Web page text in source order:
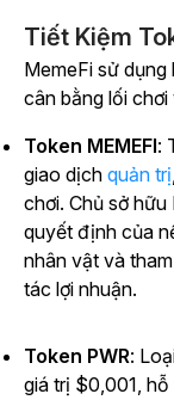
Tiết Kiệm
MemeFi sử
cân bằng lối
Token MEMEFI:
giao dịch quản trị
chơi. Chủ sở
quyết định của
nhân vật và
tác lợi nhuận.
Token PWR:
giá trị $0,001,